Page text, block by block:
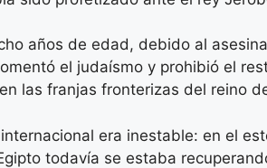
años de edad, debido al
el judaísmo y prohibió el
las franjas fronterizas del reino
era inestable: en el
todavía se estaba